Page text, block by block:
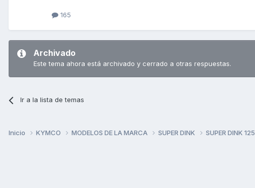
165
Archivado
Este tema ahora está archivado y cerrado a otras respuestas.
Ir a la lista de temas
Inicio KYMCO MODELOS DE LA MARCA SUPER DINK SUPER DINK 125